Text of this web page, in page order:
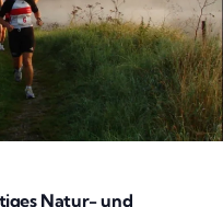
Natur- und